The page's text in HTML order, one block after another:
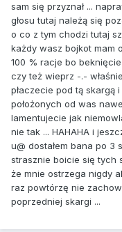
sam się przyznał ...
głosu tutaj należą się
o co z tym chodzi tutaj
każdy wasz bojkot mam
100 % racje bo
czy też wieprz -.-
płaczecie pod tą skargą
położonych od was
lamentujecie jak
nie tak ... HAHAHA i
u@ dostałem bana po
strasznie boicie się tych
że mnie ostrzega nigdy
raz powtórzę nie
poprzedniej skargi ...